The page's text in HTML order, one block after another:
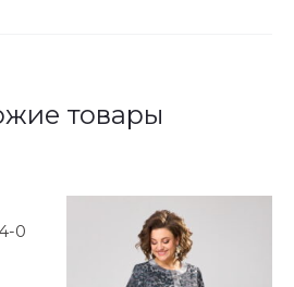
товары